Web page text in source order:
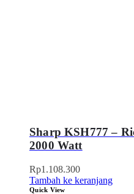
Sharp KSH777 –
2000 Watt
Rp1.108.300
Tambah ke keranjang
Quick View